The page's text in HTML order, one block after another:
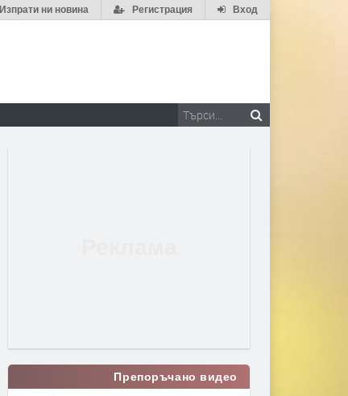
Вход
Регистрация
Изпрати ни новина
Препоръчано видео